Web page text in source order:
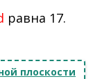
равна 17.
плоскости